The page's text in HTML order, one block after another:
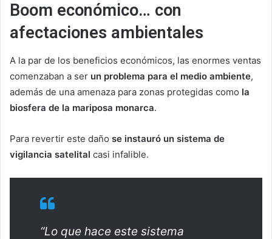
Boom económico… con
afectaciones ambientales
A la par de los beneficios económicos, las enormes ventas
comenzaban a ser un problema para el medio ambiente,
además de una amenaza para zonas protegidas como la
biosfera de la mariposa monarca.
Para revertir este daño se instauró un sistema de
vigilancia satelital casi infalible.
“Lo que hace este sistema